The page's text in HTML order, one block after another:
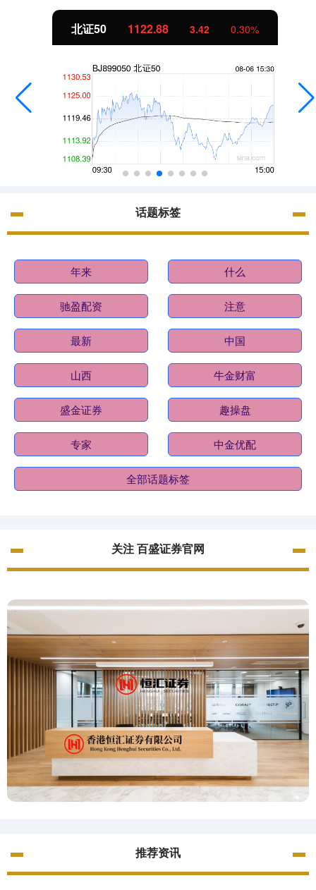
北证50 1122.88 3.42 0.30%
话题标签
年来 什么
驰盈配资 注意
最新 中国
山西 牛金财富
盛金证券 趣操盘
专家 中金优配
全部话题标签
关注 百盛证券官网
推荐资讯